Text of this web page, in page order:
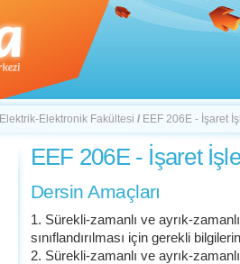
Elektrik-Elektronik Fakültesi / EEF 206E - İşaret
EEF 206E - İşaret
Dersin Amaçları
1. Sürekli-zamanlı ve ayrık-
sınıflandırılması için gerekli
2. Sürekli-zamanlı ve ayrık-